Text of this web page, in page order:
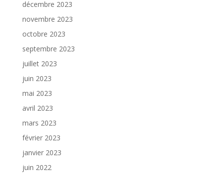
décembre 2023
novembre 2023
octobre 2023
septembre 2023
juillet 2023
juin 2023
mai 2023
avril 2023
mars 2023
février 2023
janvier 2023
juin 2022